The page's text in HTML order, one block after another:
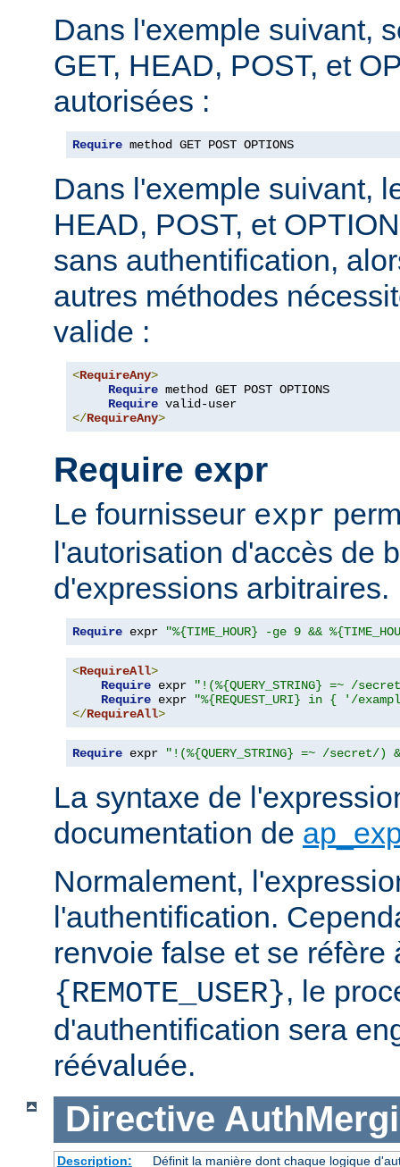
Dans l'exemple suivant,
GET, HEAD, POST, et
autorisées :
Require method GET POST OPTIONS
Dans l'exemple suivant,
HEAD, POST, et
sans authentification,
autres méthodes
valide :
<RequireAny>
Require method GET POST OPTIONS
Require
</RequireAny>
Require expr
Le fournisseur expr
l'autorisation d'accès de
d'expressions arbitraires.
Require expr "%{TIME_HOUR} -ge 9 &&
<RequireAll>
Require expr
"!(%{QUERY_STRING} =~ /
Require expr
"%{REQUEST_URI} in { '/
</RequireAll>
Require expr "!(%{QUERY_STRING} =~ /
La syntaxe de
documentation de
Normalement,
l'authentification.
renvoie false et se
{REMOTE_USER}, le
d'authentification sera
réévaluée.
Directive
Description: Définit la manière dont chaque logique